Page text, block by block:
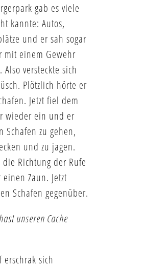
gab es viele
kannte: Autos,
und er sah sogar
mit einem Gewehr
versteckte sich
Plötzlich hörte er
Jetzt fiel dem
wieder ein und er
Schafen zu gehen,
und zu jagen.
Richtung der Rufe
Zaun. Jetzt
Schafen gegenüber.
unseren Cache
erschrak sich